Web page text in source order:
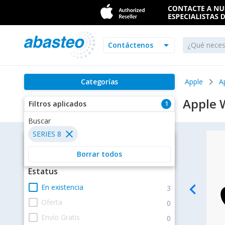
arrow_drop_down
Contáctenos
Categorías Apple chevron_right
1
Filtros aplicados
Buscar
close
SERIES 8
Borrar todos
Apple
Filtros
Estatus
check_box_outline_blank En existencia 3
check_box_outline_blank Oferta 0
check_box_outline_blank Envío Gratis 0
navigate_before